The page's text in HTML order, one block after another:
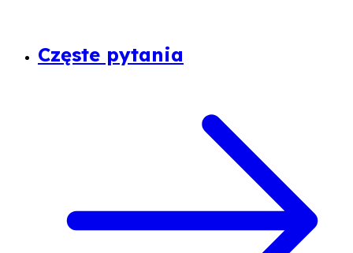
Częste pytania